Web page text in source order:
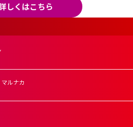
しくはこちら
ルナカ